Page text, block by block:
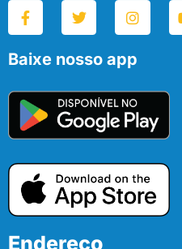
Baixe nosso app
Endereço